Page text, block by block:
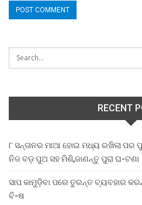
RECENT
୮ ସନ୍ତାନର ମାଆ ହୋଇ ମଧ୍ୟ ରଖିଲା ପର
ନିଜ ବଡ଼ ପୁଅ ସହ ମିଶି,ଜାଣନ୍ତୁ ପୁରା ଘ-ଟଣା
ସାପ କାମୁଡ଼ିବା ପରେ ତୁରନ୍ତ ବ୍ୟବହାର
ବି-ଷ